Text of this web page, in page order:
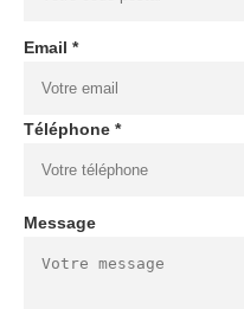
Email *
Téléphone *
Message